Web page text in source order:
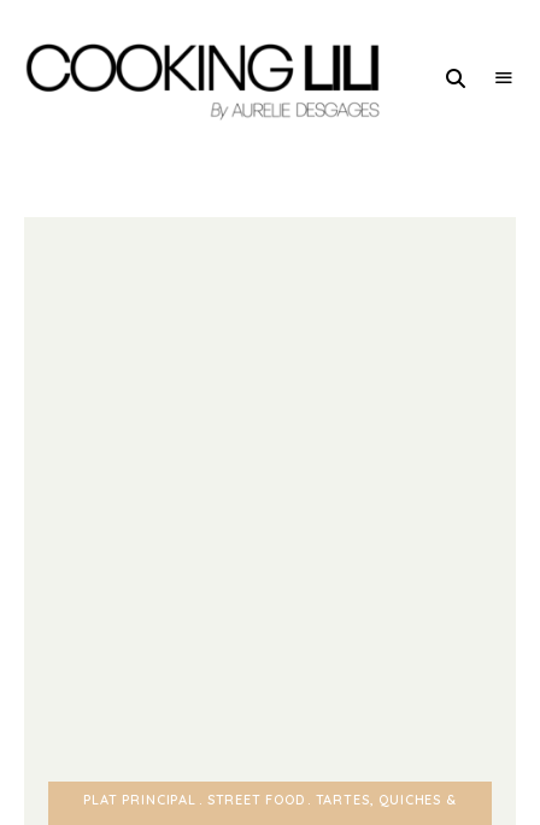
PLAT PRINCIPAL STREET FOOD TARTES, QUICHES &